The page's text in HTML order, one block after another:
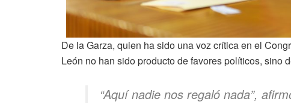
De la Garza, quien ha sido una voz crítica en el
León no han sido producto de favores políticos, sino
“Aquí nadie nos regaló nada”,